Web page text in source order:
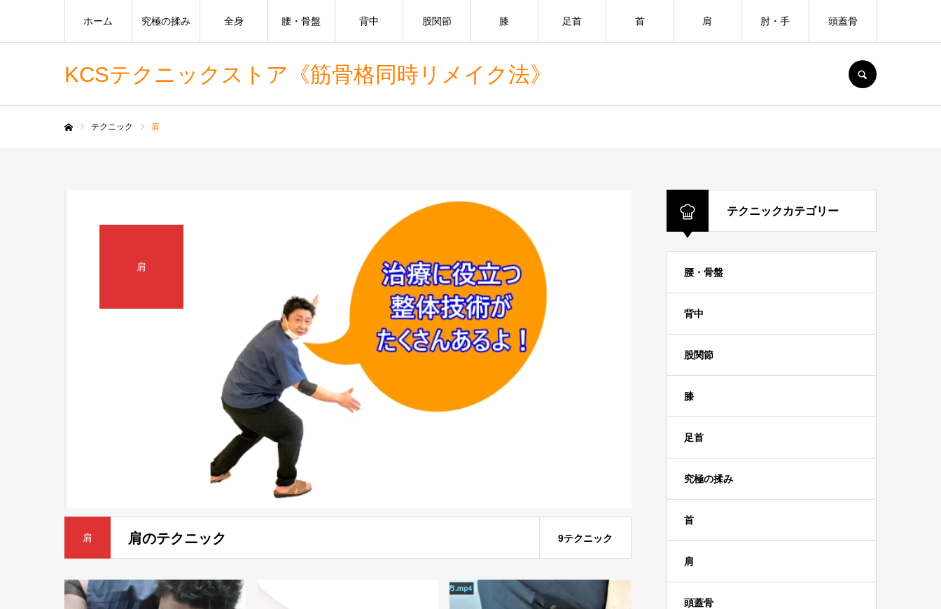
KCSテクニックストア《筋骨格同時リメイク法》
ホーム 究極の揉み 全身 腰・骨盤 背中 股関節 膝 足首 首 肩 肘・手 頭蓋骨
テクニック 肩
肩
肩 肩のテクニック 9テクニック
テクニックカテゴリー
腰・骨盤
背中
股関節
膝
足首
究極の揉み
首
肩
頭蓋骨